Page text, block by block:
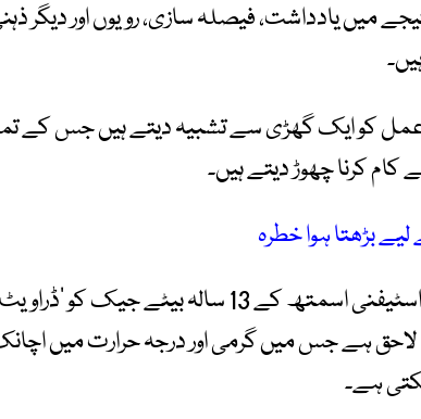
یادداشت، فیصلہ سازی، رویوں اور دیگر
عمل کو ایک گھڑی سے تشبیہ دیتے ہیں جس کے
کرنا چھوڑ دیتے ہیں۔
بڑھتا ہوا خطرہ
برطانیہ میں رہنے والی اسٹیفنی اسمتھ کے 13 سالہ
لاحق ہے جس میں گرمی اور درجہ حرارت میں
ہے۔